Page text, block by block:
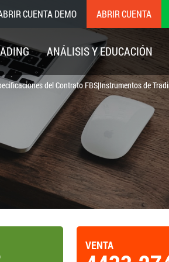
CUENTA DEMO ABRIR CUENTA
ANÁLISIS Y EDUCACIÓN
del Contrato FBS|Instrumentos de
VENTA